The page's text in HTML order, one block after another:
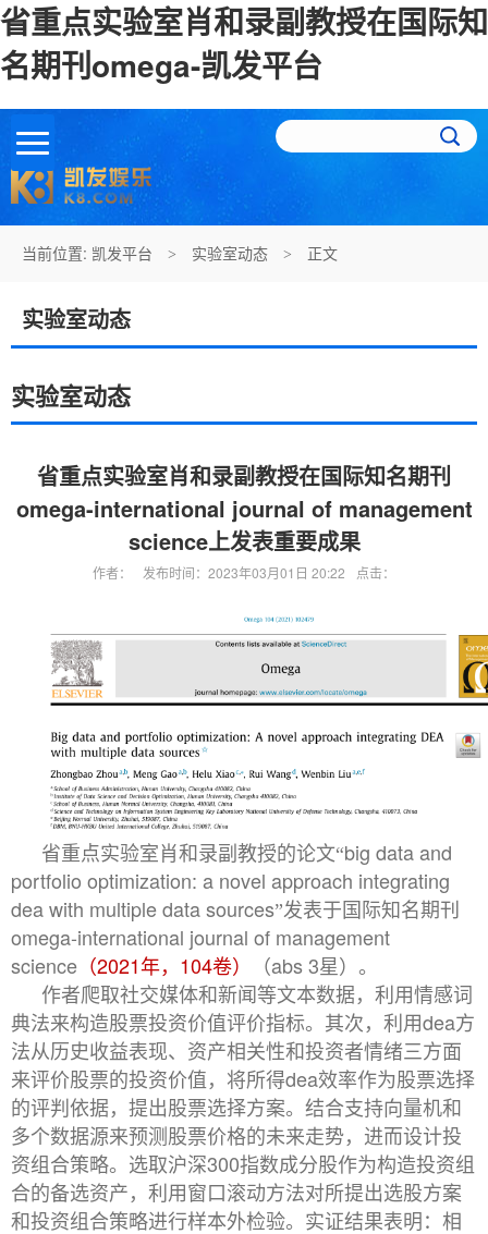
省重点实验室肖和录副教授在国际知
名期刊omega-凯发平台
当前位置: 凯发平台 > 实验室动态 > 正文
实验室动态
实验室动态
省重点实验室肖和录副教授在国际知名期刊
omega-international journal of management
science上发表重要成果
作者： 发布时间：2023年03月01日 20:22 点击：
省重点实验室肖和录副教授的论文“big data and
portfolio optimization: a novel approach integrating
dea with multiple data sources”发表于国际知名期刊
omega-international journal of management
science （2021年， 104卷） （abs 3星）。
作者爬取社交媒体和新闻等文本数据，利用情感词
典法来构造股票投资价值评价指标。其次，利用dea方
法从历史收益表现、资产相关性和投资者情绪三方面
来评价股票的投资价值，将所得dea效率作为股票选择
的评判依据，提出股票选择方案。结合支持向量机和
多个数据源来预测股票价格的未来走势，进而设计投
资组合策略。选取沪深300指数成分股作为构造投资组
合的备选资产，利用窗口滚动方法对所提出选股方案
和投资组合策略进行样本外检验。实证结果表明：相